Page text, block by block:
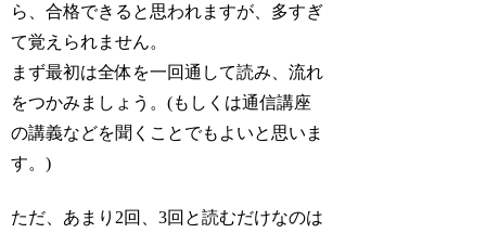
ら、合格できると思われますが、多すぎ
て覚えられません。
まず最初は全体を一回通して読み、流れ
をつかみましょう。(もしくは通信講座
の講義などを聞くことでもよいと思いま
す。)
ただ、あまり2回、3回と読むだけなのは